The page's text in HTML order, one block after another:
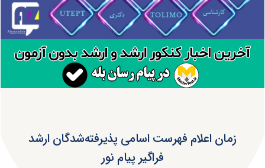
زمان اعلام فهرست اسامی پذیرفته‌شدگان ارشد
فراگیر پیام نور